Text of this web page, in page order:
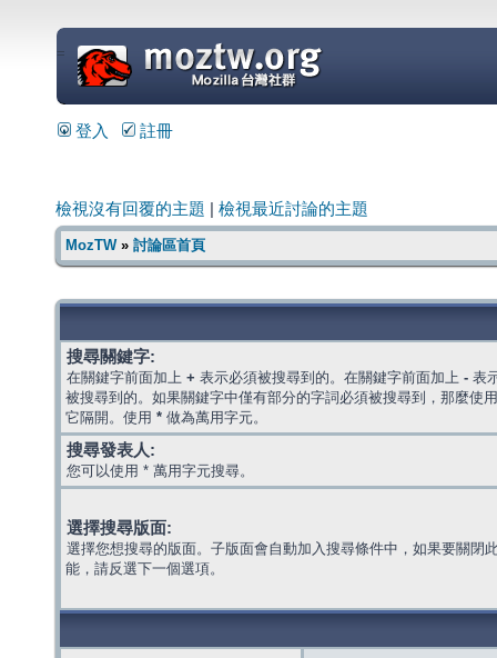
=
登入 註冊
檢視沒有回覆的主題 檢視最近討論的主題
MozTW» 討論區首頁
搜尋關鍵字:
在關鍵字前面加上 + 表示必須被搜尋到的。在關鍵字前面加上 - 表
被搜尋到的。如果關鍵字中僅有部分的字詞必須被搜尋到，那麼使
它隔開。使用 * 做為萬用字元。
搜尋發表人:
您可以使用 * 萬用字元搜尋。
選擇搜尋版面:
選擇您想搜尋的版面。子版面會自動加入搜尋條件中，如果要關閉
能，請反選下一個選項。